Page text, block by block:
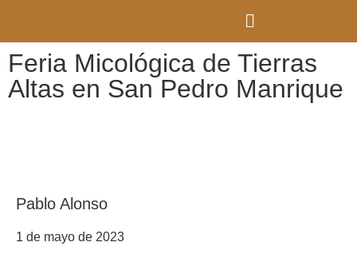
Feria Micológica de Tierras
Altas en San Pedro Manrique
Pablo Alonso
1 de mayo de 2023